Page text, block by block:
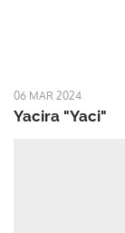
06 MAR 2024
Yacira "Yaci"